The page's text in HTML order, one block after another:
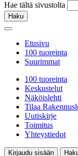
Hae tältä sivustolta
Haku
Etusivu
100 tuoreinta
Suurimmat
100 tuoreinta
Keskustelut
Näköislehti
Tilaa
Uutiskirje
Toimitus
Yhteystiedot
Kirjaudu sisään